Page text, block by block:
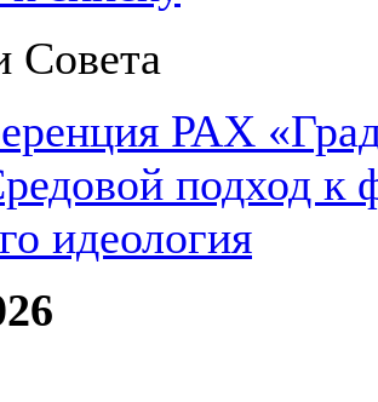
Совета
РАХ
подход
идеология